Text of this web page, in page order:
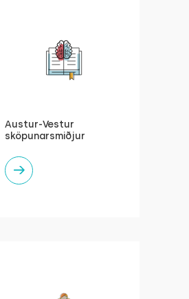
Austur-Vestur
sköpunarsmiðjur